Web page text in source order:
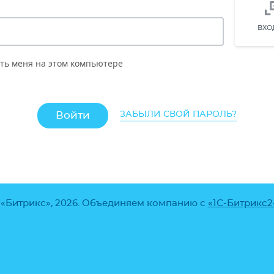
меня на этом компьютере
ЗАБЫЛИ СВОЙ ПАРОЛЬ?
2026. Объединяем компанию с «1С-